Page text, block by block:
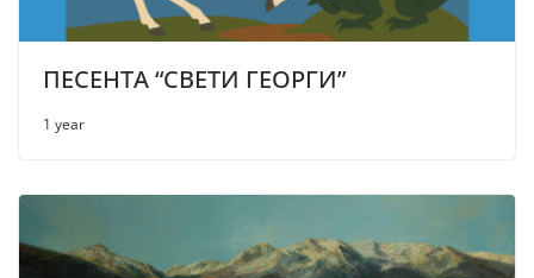
ПЕСЕНТА “СВЕТИ ГЕОРГИ”
1 year